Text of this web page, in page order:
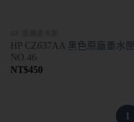
HP CZ637AA 黑色原廠墨水匣
NO.46
NT$450
1